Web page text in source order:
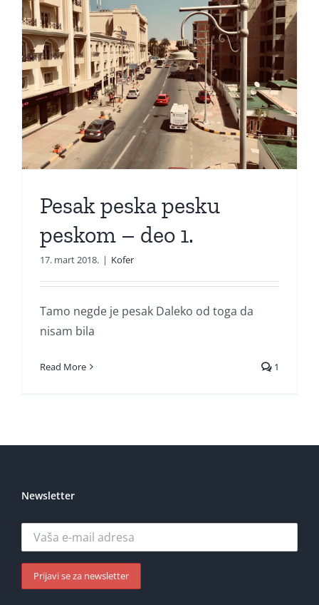
Pesak peska pesku
peskom – deo 1.
17. mart 2018. | Kofer
Tamo negde je pesak Daleko od toga da
nisam bila
Read More 1
Newsletter